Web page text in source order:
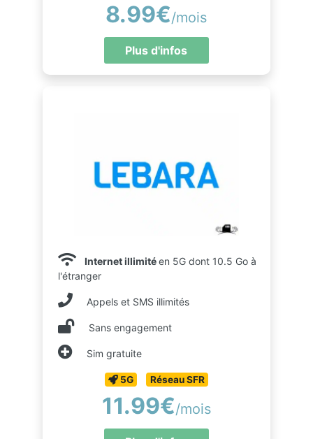
8.99€/mois
Plus d'infos
Internet illimitéen 5G dont 10.5 Go à
l'étranger
Appels et SMS illimités
Sans engagement
Sim gratuite
5G Réseau SFR
11.99€/mois